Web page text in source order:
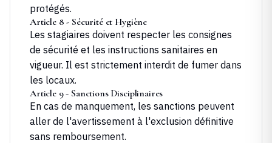
protégés.
Article 8 - Sécurité et Hygiène
Les stagiaires doivent respecter les consignes
de sécurité et les instructions sanitaires en
vigueur. Il est strictement interdit de fumer dans
les locaux.
Article 9 - Sanctions Disciplinaires
En cas de manquement, les sanctions peuvent
aller de l'avertissement à l'exclusion définitive
sans remboursement.